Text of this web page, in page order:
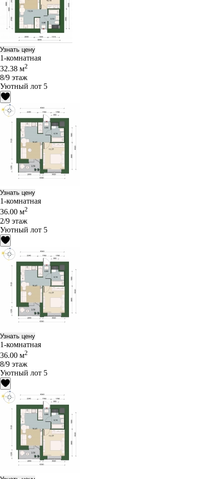
Узнать цену
1-комнатная
32.38 м2
8/9 этаж
Уютный лот 5
Узнать цену
1-комнатная
36.00 м2
2/9 этаж
Уютный лот 5
Узнать цену
1-комнатная
36.00 м2
8/9 этаж
Уютный лот 5